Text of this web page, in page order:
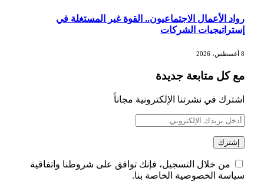
الدولار الأمريكي يتراجع قرب أدنى
مستوياته في ستة أسابيع وسط تفاؤل
بشأن الشرق الأوسط
مع ترقب تطورات الوساطة بشأن الحرب
رواد الأعمال الاجتماعيون.. القوة غير المستغلة في
إستراتيجيات الشركات
8 أغسطس، 2026
مع كل متابعة جديدة
اشترك في نشرتنا الإلكترونية مجاناً
من خلال التسجيل، فإنك توافق على شروطنا واتفاقية
سياسة الخصوصية الخاصة بنا.